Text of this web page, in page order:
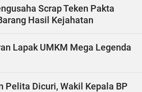
Scrap Teken Pakta
Hasil Kejahatan
Lapak UMKM Mega Legenda
Pelita Dicuri, Wakil Kepala BP